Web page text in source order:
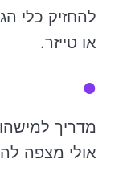
להחזיק כלי
או טייזר.
מדריך
אולי מצפה